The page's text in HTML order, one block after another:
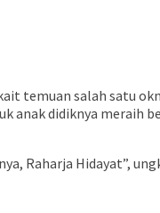
temuan salah satu
anak didiknya
Raharja Hidayat”,